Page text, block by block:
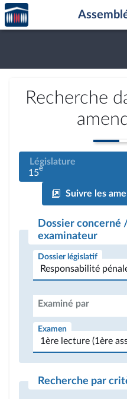
Aller au contenu
Aller en bas de la page
Accèder
à la
page
Recherche
Législature
15e
Suivre les
Dossier concerné
examinateur
Dossier législatif
Examiné par
Examen
Recherche par